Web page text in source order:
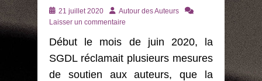
Posté
le
21 juillet 2020 AuteurAutour des Auteurs
Laisser un commentaire
Début le mois de juin 2020, la
SGDL réclamait plusieurs mesures
de soutien aux auteurs, que la